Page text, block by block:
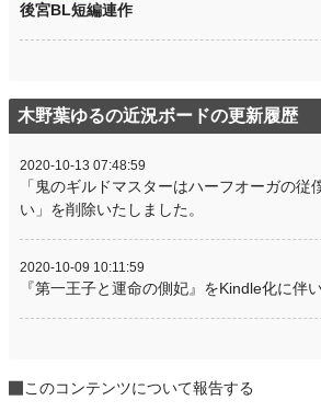
後宮BL短編連作
木野葉ゆるの近況ボードの更新履歴
2020-10-13 07:48:59
「鬼のギルドマスターはハーフオーガの従
い」を削除いたしました。
2020-10-09 10:11:59
『第一王子と運命の側妃』をKindle化に伴
このコンテンツについて報告する